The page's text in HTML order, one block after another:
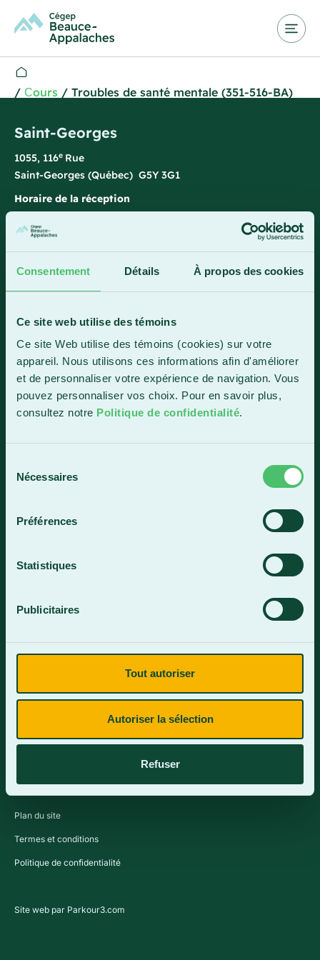
Consentement Détails À propos des cookies
Ce site web utilise des témoins
Ce site Web utilise des témoins (cookies) sur votre
appareil. Nous utilisons ces informations afin d'améliorer
et de personnaliser votre expérience de navigation. Vous
pouvez personnaliser vos choix. Pour en savoir plus,
consultez notre Politique de confidentialité.
Nécessaires
Préférences
Statistiques
Publicitaires
Tout autoriser
Autoriser la sélection
Refuser
/ Сours / Troubles de santé mentale (351-516-BA)
Saint-Georges
1055, 116e Rue
Saint-Georges (Québec) G5Y 3G1
Horaire de la réception
Lundi-vendredi : 7 h 45 à 15 h 45
418 228-8896
Sainte-Marie
1150, boul. Vachon Nord
Sainte-Marie (Québec) G6E 0R1
Horaire de la réception
Lundi-vendredi : 7 h 30 à 15 h 30
Lac-Mégantic
Lac-Mégantic (Québec) G6B 3B4
Lundi-vendredi : 8 h à 16 h
Plan du site
Termes et conditions
Politique de confidentialité
Site web par Parkour3.com